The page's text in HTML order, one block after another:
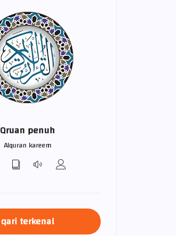
Qruan penuh
Alquran kareem
qari terkenal